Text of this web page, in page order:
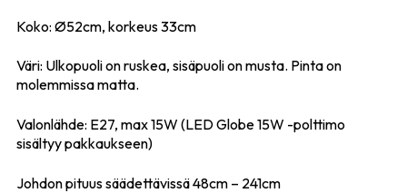
Koko: Ø52cm, korkeus 33cm
Väri: Ulkopuoli on ruskea, sisäpuoli on musta. Pinta on
molemmissa matta.
Valonlähde: E27, max 15W (LED Globe 15W -polttimo
sisältyy pakkaukseen)
Johdon pituus säädettävissä 48cm – 241cm